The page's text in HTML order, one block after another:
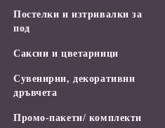
Постелки и изтривалки за
под
Саксии и цветарници
Сувенирни, декоративни
дръвчета
Промо-пакети/ комплекти